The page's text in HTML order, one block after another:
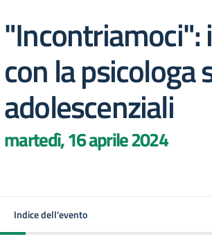
"Incontriamoci":
con la psicologa
adolescenziali
martedì, 16 aprile 2024
Indice dell'evento